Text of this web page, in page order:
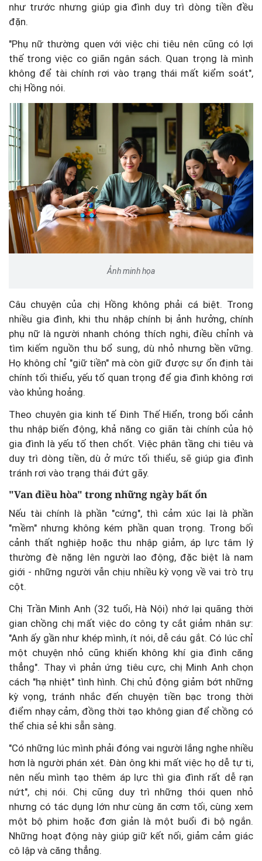
như trước nhưng giúp gia đình duy trì dòng tiền đều
đặn.
"Phụ nữ thường quen với việc chi tiêu nên cũng có lợi
thế trong việc co giãn ngân sách. Quan trọng là mình
không để tài chính rơi vào trạng thái mất kiểm soát",
chị Hồng nói.
Ảnh minh họa
Câu chuyện của chị Hồng không phải cá biệt. Trong
nhiều gia đình, khi thu nhập chính bị ảnh hưởng, chính
phụ nữ là người nhanh chóng thích nghi, điều chỉnh và
tìm kiếm nguồn thu bổ sung, dù nhỏ nhưng bền vững.
Họ không chỉ "giữ tiền" mà còn giữ được sự ổn định tài
chính tối thiểu, yếu tố quan trọng để gia đình không rơi
vào khủng hoảng.
Theo chuyên gia kinh tế Đinh Thế Hiển, trong bối cảnh
thu nhập biến động, khả năng co giãn tài chính của hộ
gia đình là yếu tố then chốt. Việc phân tầng chi tiêu và
duy trì dòng tiền, dù ở mức tối thiểu, sẽ giúp gia đình
tránh rơi vào trạng thái đứt gãy.
"Van điều hòa" trong những ngày bất ổn
Nếu tài chính là phần "cứng", thì cảm xúc lại là phần
"mềm" nhưng không kém phần quan trọng. Trong bối
cảnh thất nghiệp hoặc thu nhập giảm, áp lực tâm lý
thường đè nặng lên người lao động, đặc biệt là nam
giới - những người vẫn chịu nhiều kỳ vọng về vai trò trụ
cột.
Chị Trần Minh Anh (32 tuổi, Hà Nội) nhớ lại quãng thời
gian chồng chị mất việc do công ty cắt giảm nhân sự:
"Anh ấy gần như khép mình, ít nói, dễ cáu gắt. Có lúc chỉ
một chuyện nhỏ cũng khiến không khí gia đình căng
thẳng". Thay vì phản ứng tiêu cực, chị Minh Anh chọn
cách "hạ nhiệt" tình hình. Chị chủ động giảm bớt những
kỳ vọng, tránh nhắc đến chuyện tiền bạc trong thời
điểm nhạy cảm, đồng thời tạo không gian để chồng có
thể chia sẻ khi sẵn sàng.
"Có những lúc mình phải đóng vai người lắng nghe nhiều
hơn là người phán xét. Đàn ông khi mất việc họ dễ tự ti,
nên nếu mình tạo thêm áp lực thì gia đình rất dễ rạn
nứt", chị nói. Chị cũng duy trì những thói quen nhỏ
nhưng có tác dụng lớn như cùng ăn cơm tối, cùng xem
một bộ phim hoặc đơn giản là một buổi đi bộ ngắn.
Những hoạt động này giúp giữ kết nối, giảm cảm giác
cô lập và căng thẳng.